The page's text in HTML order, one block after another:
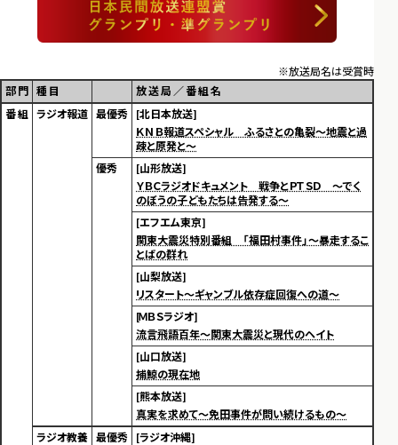
※放送局名は受賞時
部 門
種 目
放 送 局 ／ 番 組 名
番 組
ラジオ報道 最優秀
[北日本放送]
ＫＮＢ報道スペシャル ふるさとの亀裂～地震と過
疎と原発と～
優秀
[山形放送]
ＹＢＣラジオドキュメント 戦争とＰＴＳＤ ～でく
のぼうの子どもたちは告発する～
[エフエム東京]
関東大震災特別番組 「福田村事件」～暴走するこ
とばの群れ
[山梨放送]
リスタート～ギャンブル依存症回復への道～
[ＭＢＳラジオ]
流言飛語百年～関東大震災と現代のヘイト
[山口放送]
捕鯨の現在地
[熊本放送]
真実を求めて～免田事件が問い続けるもの～
ラジオ教養 最優秀
[ラジオ沖縄]